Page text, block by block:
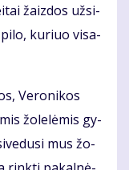
žaiz­dos už­si­
ku­riuo vi­sa­
Ve­ro­ni­kos
žo­le­lė­mis gy­
mus žo­